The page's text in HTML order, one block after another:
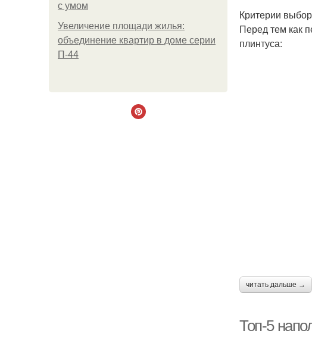
с умом
Увеличение площади жилья:
объединение квартир в доме серии
П-44
Критерии
Перед тем как
плинтуса:
читать дальше →
Топ-5